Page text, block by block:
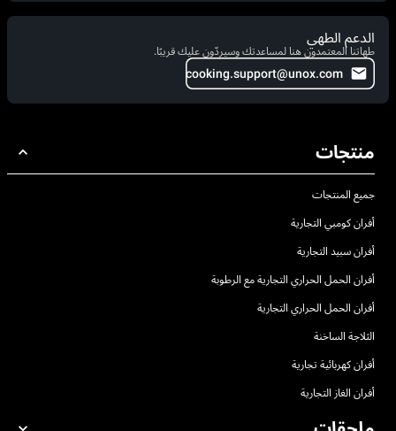
الدعم الطهي
طهاتنا المعتمدون هنا لمساعدتك وسيردّون عليك قريبًا.
cooking.support@unox.com
منتجات
جميع المنتجات
أفران كومبي التجارية
أفران سبيد التجارية
أفران الحمل الحراري التجارية مع الرطوبة
أفران الحمل الحراري التجارية
الثلاجة الساخنة
أفران كهربائية تجارية
أفران الغاز التجارية